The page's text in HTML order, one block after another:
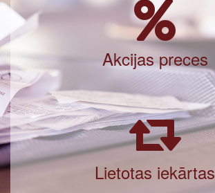
Akcijas preces
Lietotas iekārtas